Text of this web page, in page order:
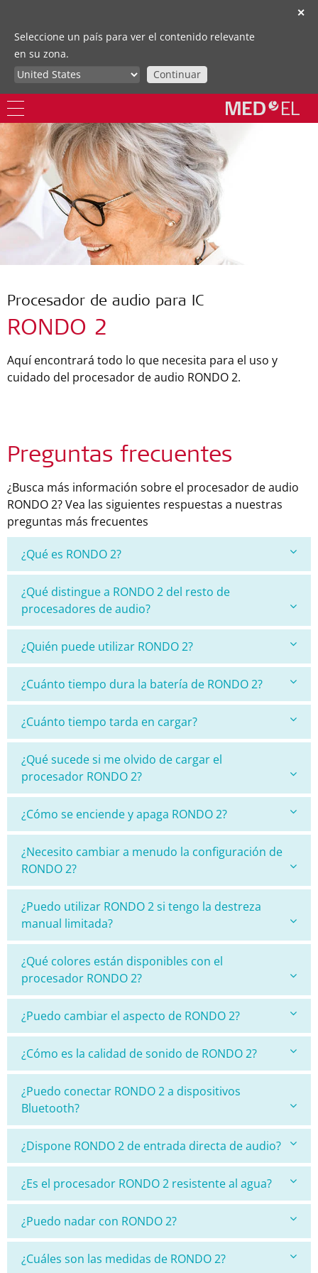
✕
Seleccione un país para ver el contenido relevante
en su zona.
Continuar
Procesador de audio para IC
RONDO 2
Aquí encontrará todo lo que necesita para el uso y
cuidado del procesador de audio RONDO 2.
Preguntas frecuentes
¿Busca más información sobre el procesador de audio
RONDO 2? Vea las siguientes respuestas a nuestras
preguntas más frecuentes
¿Qué es RONDO 2?
¿Qué distingue a RONDO 2 del resto de
procesadores de audio?
¿Quién puede utilizar RONDO 2?
¿Cuánto tiempo dura la batería de RONDO 2?
¿Cuánto tiempo tarda en cargar?
¿Qué sucede si me olvido de cargar el
procesador RONDO 2?
¿Cómo se enciende y apaga RONDO 2?
¿Necesito cambiar a menudo la configuración de
RONDO 2?
¿Puedo utilizar RONDO 2 si tengo la destreza
manual limitada?
¿Qué colores están disponibles con el
procesador RONDO 2?
¿Puedo cambiar el aspecto de RONDO 2?
¿Cómo es la calidad de sonido de RONDO 2?
¿Puedo conectar RONDO 2 a dispositivos
Bluetooth?
¿Dispone RONDO 2 de entrada directa de audio?
¿Es el procesador RONDO 2 resistente al agua?
¿Puedo nadar con RONDO 2?
¿Cuáles son las medidas de RONDO 2?